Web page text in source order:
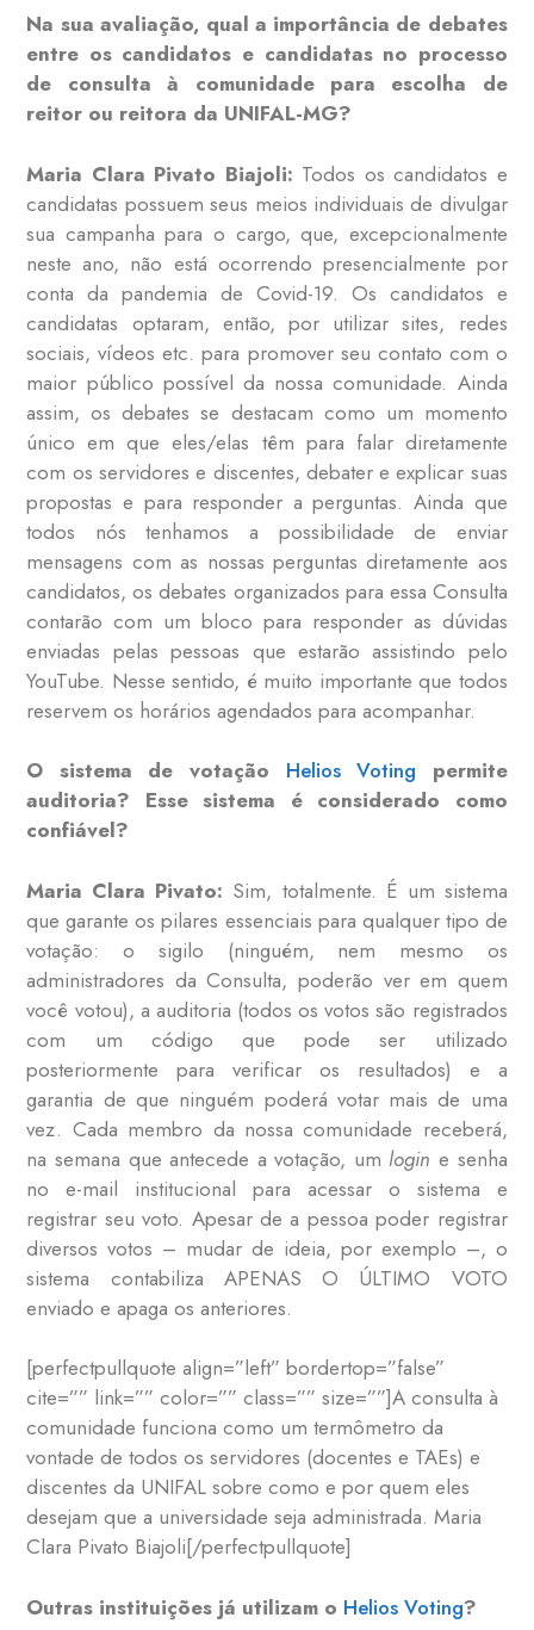
Na sua avaliação, qual a importância de debates
entre os candidatos e candidatas no processo
de consulta à comunidade para escolha de
reitor ou reitora da UNIFAL-MG?
Maria Clara Pivato Biajoli: Todos os candidatos e
candidatas possuem seus meios individuais de divulgar
sua campanha para o cargo, que, excepcionalmente
neste ano, não está ocorrendo presencialmente por
conta da pandemia de Covid-19. Os candidatos e
candidatas optaram, então, por utilizar sites, redes
sociais, vídeos etc. para promover seu contato com o
maior público possível da nossa comunidade. Ainda
assim, os debates se destacam como um momento
único em que eles/elas têm para falar diretamente
com os servidores e discentes, debater e explicar suas
propostas e para responder a perguntas. Ainda que
todos nós tenhamos a possibilidade de enviar
mensagens com as nossas perguntas diretamente aos
candidatos, os debates organizados para essa Consulta
contarão com um bloco para responder as dúvidas
enviadas pelas pessoas que estarão assistindo pelo
YouTube. Nesse sentido, é muito importante que todos
reservem os horários agendados para acompanhar.
O sistema de votação Helios Voting permite
auditoria? Esse sistema é considerado como
confiável?
Maria Clara Pivato: Sim, totalmente. É um sistema
que garante os pilares essenciais para qualquer tipo de
votação: o sigilo (ninguém, nem mesmo os
administradores da Consulta, poderão ver em quem
você votou), a auditoria (todos os votos são registrados
com um código que pode ser utilizado
posteriormente para verificar os resultados) e a
garantia de que ninguém poderá votar mais de uma
vez. Cada membro da nossa comunidade receberá,
na semana que antecede a votação, um login e senha
no e-mail institucional para acessar o sistema e
registrar seu voto. Apesar de a pessoa poder registrar
diversos votos – mudar de ideia, por exemplo –, o
sistema contabiliza APENAS O ÚLTIMO VOTO
enviado e apaga os anteriores.
[perfectpullquote align=”left” bordertop=”false”
cite=”” link=”” color=”” class=”” size=””]A consulta à
comunidade funciona como um termômetro da
vontade de todos os servidores (docentes e TAEs) e
discentes da UNIFAL sobre como e por quem eles
desejam que a universidade seja administrada. Maria
Clara Pivato Biajoli[/perfectpullquote]
Outras instituições já utilizam o Helios Voting?